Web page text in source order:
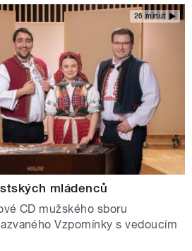
26 minut
mládenců
CD mužského sboru
Vzpomínky s vedoucím